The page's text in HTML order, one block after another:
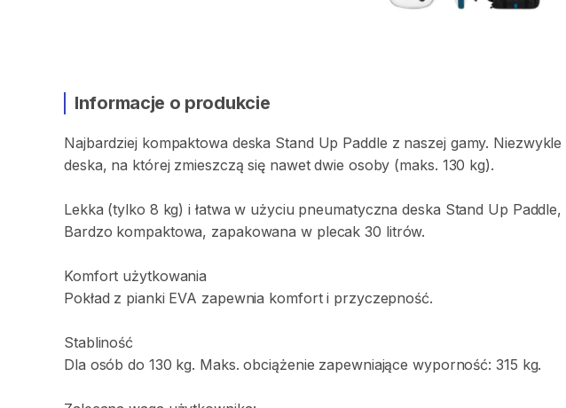
Informacje o produkcie
Najbardziej kompaktowa deska Stand Up Paddle z naszej gamy. Niezwykle
deska​,​ na której zmieszczą się nawet dwie osoby (maks. 130 kg).
Lekka (tylko 8 kg) i łatwa w użyciu pneumatyczna deska Stand Up Paddle​,​
Bardzo kompaktowa​,​ zapakowana w plecak 30 litrów.
Komfort użytkowania
Pokład z pianki EVA zapewnia komfort i przyczepność.
Stabliność
Dla osób do 130 kg. Maks. obciążenie zapewniające wyporność: 315 kg.